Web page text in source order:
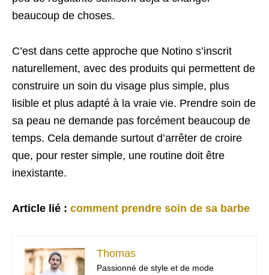
beaucoup de choses.
C’est dans cette approche que Notino s’inscrit
naturellement, avec des produits qui permettent de
construire un soin du visage plus simple, plus
lisible et plus adapté à la vraie vie. Prendre soin de
sa peau ne demande pas forcément beaucoup de
temps. Cela demande surtout d’arrêter de croire
que, pour rester simple, une routine doit être
inexistante.
Article lié : comment prendre soin de sa barbe
Thomas
Passionné de style et de mode